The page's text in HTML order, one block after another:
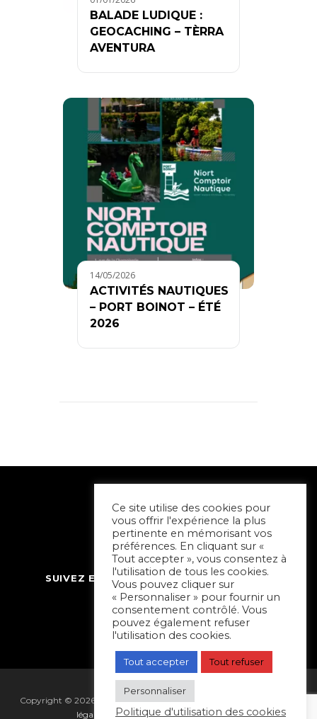
BALADE LUDIQUE :
GEOCACHING – TÈRRA
AVENTURA
14/05/2026
ACTIVITÉS NAUTIQUES
– PORT BOINOT – ÉTÉ
2026
SUIVEZ ET CONTACTEZ SORTIR À NIORT
Copyright © 2026 Sortir à Niort | réalisé par
légales
Gestion des cookies|Plan du site
Ce site utilise des cookies pour
vous offrir l'expérience la plus
pertinente en mémorisant vos
préférences. En cliquant sur «
Tout accepter », vous consentez à
l'utilisation de tous les cookies.
Vous pouvez cliquer sur
« Personnaliser » pour fournir un
consentement contrôlé. Vous
pouvez également refuser
l'utilisation des cookies.
Tout accepter Tout refuser
Personnaliser
Politique d'utilisation des cookies